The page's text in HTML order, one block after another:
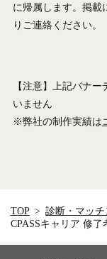
に帰属します。掲載
りご連絡ください。
【注意】上記バナ
いません
※弊社の制作実績は
TOP
診断・マッ
CPASSキャリア 修